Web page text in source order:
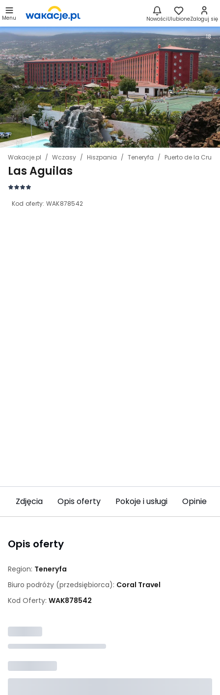
Menu NowościUlubioneZaloguj się
Wakacje.pl Wczasy Hiszpania Teneryfa Puerto de la Cruz
Las Aguilas
Kod oferty: WAK878542
18
Zdjęcia Opis oferty Pokoje i usługi Opinie
Opis oferty
Region: Teneryfa
Biuro podróży (przedsiębiorca): Coral Travel
Kod Oferty: WAK878542